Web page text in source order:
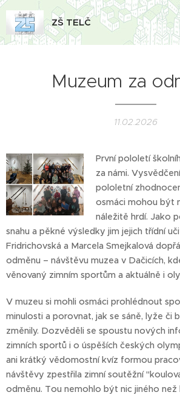
ZŠ TELČ
Muzeum za
11.02.2026
První pololetí
za námi.
pololetní
osmáci mohou být
náležitě hrdí. Jako
snahu a pěkné výsledky jim jejich třídní
Fridrichovská a Marcela Smejkalová
odměnu – návštěvu muzea v Dačicích,
věnovaný zimním sportům a aktuálně i
V muzeu si mohli osmáci prohlédnout
minulosti a porovnat, jak se sáně, lyže či
změnily. Dozvěděli se spoustu nových
zimních sportů i o úspěších českých
ani krátký vědomostní kvíz formou
návštěvy zpestřila zimní soutěžní
odměnu. Tou nemohlo být nic jiného než